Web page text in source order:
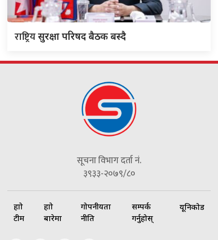
राष्ट्रियसुरक्षा परिषद बैठक बस्दै
सूचना विभाग दर्ता नं.
३९३३-२०७९/८०
हाम्रो
टीम
हाम्रो
बारेमा
गोपनीयता
नीति
सम्पर्क
गर्नुहोस्
यूनिकोड